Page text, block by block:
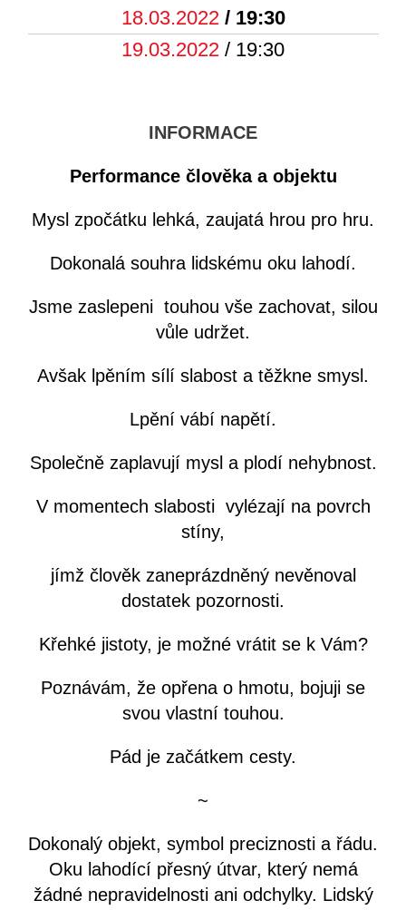
18.03.2022/ 19:30
19.03.2022 / 19:30
INFORMACE
Performance člověka a objektu
Mysl zpočátku lehká, zaujatá hrou pro hru.
Dokonalá souhra lidskému oku lahodí.
Jsme zaslepeni touhou vše zachovat, silou
vůle udržet.
Avšak lpěním sílí slabost a těžkne smysl.
Lpění vábí napětí.
Společně zaplavují mysl a plodí nehybnost.
V momentech slabosti vylézají na povrch
stíny,
jímž člověk zaneprázdněný nevěnoval
dostatek pozornosti.
Křehké jistoty, je možné vrátit se k Vám?
Poznávám, že opřena o hmotu, bojuji se
svou vlastní touhou.
Pád je začátkem cesty.
~
Dokonalý objekt, symbol preciznosti a řádu.
Oku lahodící přesný útvar, který nemá
žádné nepravidelnosti ani odchylky. Lidský